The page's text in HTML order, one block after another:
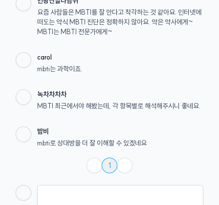
요즘 사람들은 MBTI를 잘 안다고 착각하는 것 같아요. 인터넷에
떠도는 약식 MBTI 진단은 정확하지 않아요. 약은 약사에게~
MBTI는 MBTI 전문가에게~
carol
mbti는 과학이죠.
녹차차차차
MBTI 최근에서야 해봤는데, 각 항목별로 해석해주시니 좋네요.
밤비
mbti로 상대방을 더 잘 이해할 수 있겠네요
1